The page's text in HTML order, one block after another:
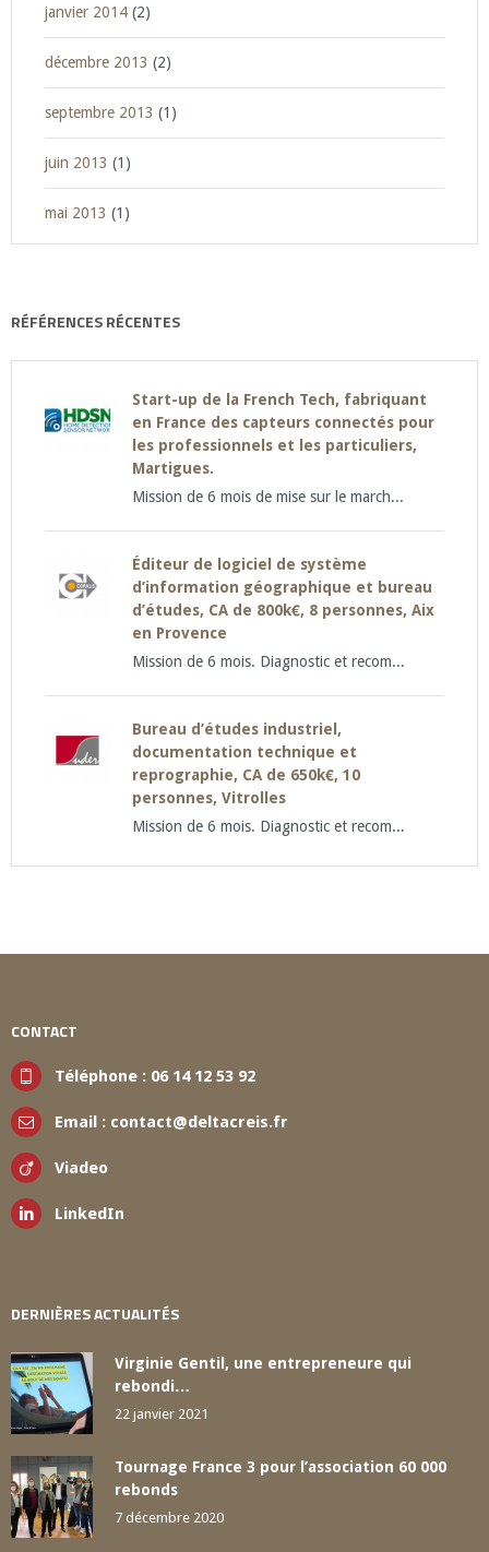
janvier 2014 (2)
décembre 2013 (2)
septembre 2013 (1)
juin 2013 (1)
mai 2013 (1)
RÉFÉRENCES RÉCENTES
Start-up de la French Tech, fabriquant
en France des capteurs connectés pour
les professionnels et les particuliers,
Martigues.
Mission de 6 mois de mise sur le march...
Éditeur de logiciel de système
d’information géographique et bureau
d’études, CA de 800k€, 8 personnes, Aix
en Provence
Mission de 6 mois. Diagnostic et recom...
Bureau d’études industriel,
documentation technique et
reprographie, CA de 650k€, 10
personnes, Vitrolles
Mission de 6 mois. Diagnostic et recom...
CONTACT
Téléphone : 06 14 12 53 92
Email : contact@deltacreis.fr
Viadeo
LinkedIn
DERNIÈRES ACTUALITÉS
Virginie Gentil, une entrepreneure qui
rebondi…
22 janvier 2021
Tournage France 3 pour l’association 60 000
rebonds
7 décembre 2020